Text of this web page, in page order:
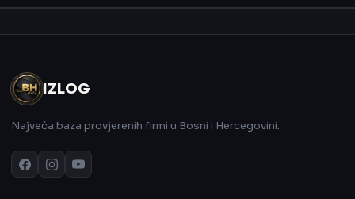
IZLOG
Najveća baza provjerenih firmi u Bosni i Hercegovini.